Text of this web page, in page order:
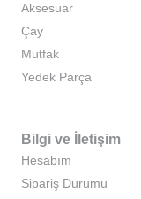
Aksesuar
Çay
Mutfak
Yedek Parça
Bilgi ve İletişim
Hesabım
Sipariş Durumu